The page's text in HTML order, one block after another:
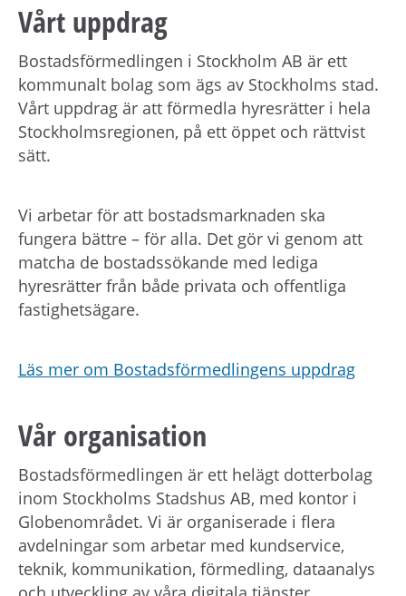
Vårt uppdrag
Bostadsförmedlingen i Stockholm AB är ett
kommunalt bolag som ägs av Stockholms stad.
Vårt uppdrag är att förmedla hyresrätter i hela
Stockholmsregionen, på ett öppet och rättvist
sätt.
Vi arbetar för att bostadsmarknaden ska
fungera bättre – för alla. Det gör vi genom att
matcha de bostadssökande med lediga
hyresrätter från både privata och offentliga
fastighetsägare.
Läs mer om Bostadsförmedlingens uppdrag
Vår organisation
Bostadsförmedlingen är ett helägt dotterbolag
inom Stockholms Stadshus AB, med kontor i
Globenområdet. Vi är organiserade i flera
avdelningar som arbetar med kundservice,
teknik, kommunikation, förmedling, dataanalys